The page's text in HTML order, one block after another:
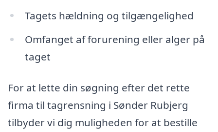
Tagets hældning og tilgængelighed
Omfanget af forurening eller alger på
taget
For at lette din søgning efter det rette
firma til tagrensning i Sønder Rubjerg
tilbyder vi dig muligheden for at bestille